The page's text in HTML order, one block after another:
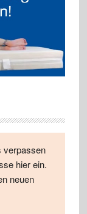
verpassen
hier ein.
neuen